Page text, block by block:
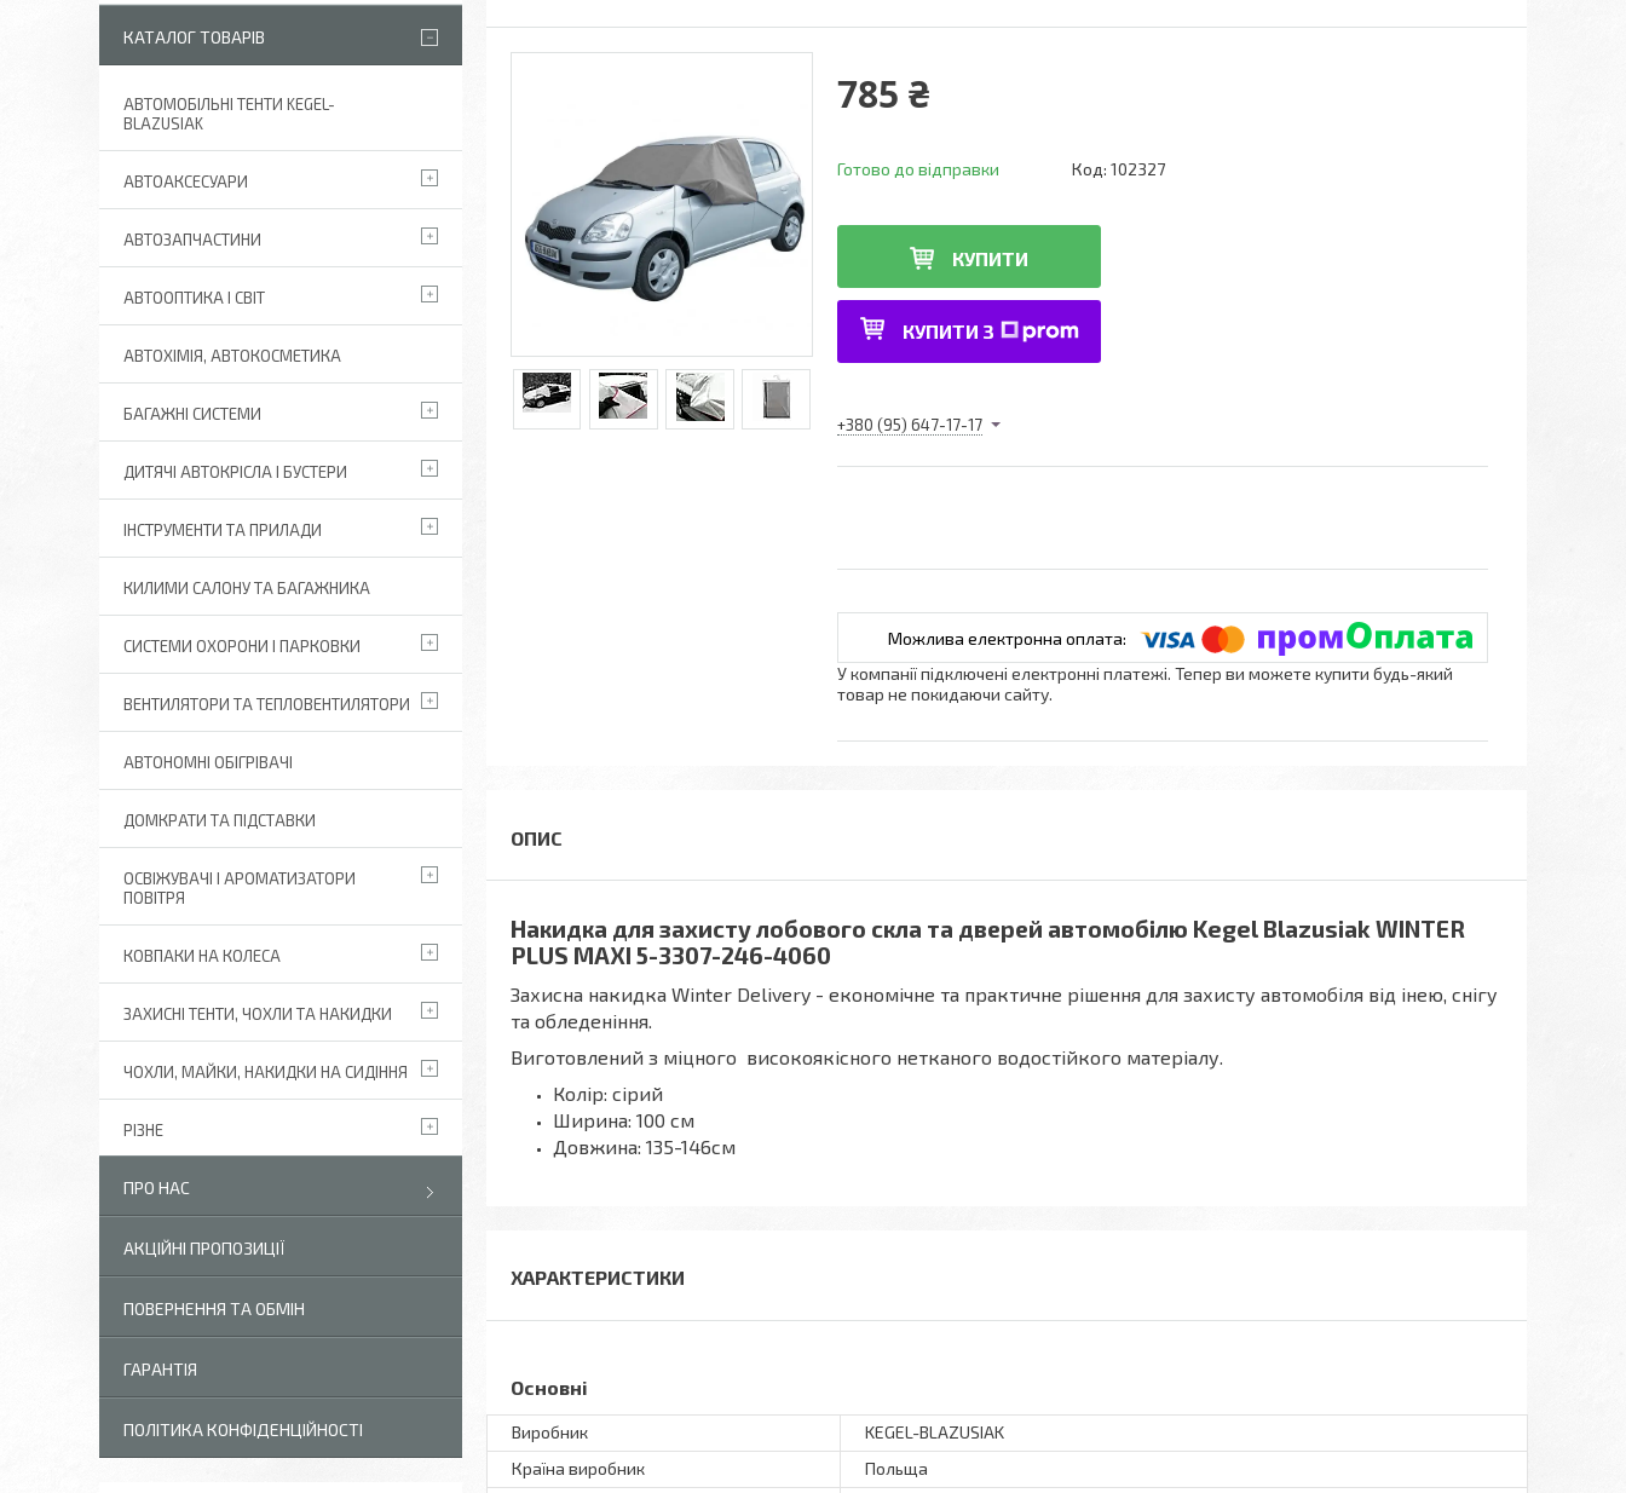
785 ₴
Готово до відправки Код: 102327
КУПИТИ
КУПИТИ З
+380 (95) 647-17-17
У компанії підключені електронні платежі. Тепер ви можете купити будь-який
товар не покидаючи сайту.
Накидка для захисту лобового скла та дверей автомобілю Kegel Blazusiak WINTER
PLUS MAXI 5-3307-246-4060
Захисна накидка Winter Delivery - економічне та практичне рішення для захисту автомобіля від інею, снігу
та обледеніння.
Виготовлений з міцного високоякісного нетканого водостійкого матеріалу.
Колір: сірий
Ширина: 100 см
Довжина: 135-146см
ХАРАКТЕРИСТИКИ
Основні
Виробник
KEGEL-BLAZUSIAK
Країна виробник
Польща
КАТАЛОГ ТОВАРІВ
АВТОМОБІЛЬНІ ТЕНТИ KEGEL-
BLAZUSIAK
АВТОАКСЕСУАРИ
АВТОЗАПЧАСТИНИ
АВТООПТИКА І СВІТ
АВТОХІМІЯ, АВТОКОСМЕТИКА
БАГАЖНІ СИСТЕМИ
ДИТЯЧІ АВТОКРІСЛА І БУСТЕРИ
ІНСТРУМЕНТИ ТА ПРИЛАДИ
КИЛИМИ САЛОНУ ТА БАГАЖНИКА
СИСТЕМИ ОХОРОНИ І ПАРКОВКИ
ВЕНТИЛЯТОРИ ТА ТЕПЛОВЕНТИЛЯТОРИ
АВТОНОМНІ ОБІГРІВАЧІ
ДОМКРАТИ ТА ПІДСТАВКИ
ОСВІЖУВАЧІ І АРОМАТИЗАТОРИ
ПОВІТРЯ
КОВПАКИ НА КОЛЕСА
ЗАХИСНІ ТЕНТИ, ЧОХЛИ ТА НАКИДКИ
ЧОХЛИ, МАЙКИ, НАКИДКИ НА СИДІННЯ
РІЗНЕ
ПРО НАС
АКЦІЙНІ ПРОПОЗИЦІЇ
ПОВЕРНЕННЯ ТА ОБМІН
ГАРАНТІЯ
ПОЛІТИКА КОНФІДЕНЦІЙНОСТІ